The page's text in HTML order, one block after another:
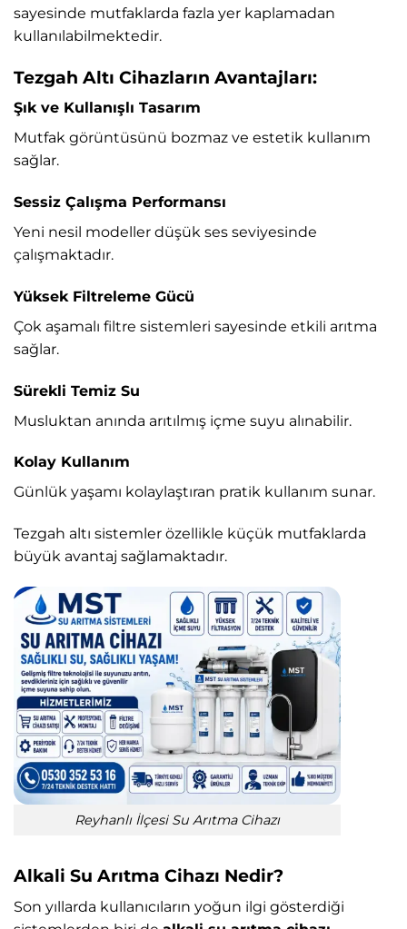
sayesinde mutfaklarda fazla yer kaplamadan
kullanılabilmektedir.
Tezgah Altı Cihazların Avantajları:
Şık ve Kullanışlı Tasarım
Mutfak görüntüsünü bozmaz ve estetik kullanım
sağlar.
Sessiz Çalışma Performansı
Yeni nesil modeller düşük ses seviyesinde
çalışmaktadır.
Yüksek Filtreleme Gücü
Çok aşamalı filtre sistemleri sayesinde etkili arıtma
sağlar.
Sürekli Temiz Su
Musluktan anında arıtılmış içme suyu alınabilir.
Kolay Kullanım
Günlük yaşamı kolaylaştıran pratik kullanım sunar.
Tezgah altı sistemler özellikle küçük mutfaklarda
büyük avantaj sağlamaktadır.
Reyhanlı İlçesi Su Arıtma Cihazı
Alkali Su Arıtma Cihazı Nedir?
Son yıllarda kullanıcıların yoğun ilgi gösterdiği